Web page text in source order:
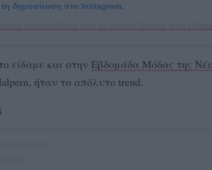
τη δημοσίευση στο Instagram.
είδαμε και στην Εβδομάδα Μόδας της
ήταν το απόλυτο trend.